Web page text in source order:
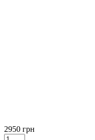
2950 грн